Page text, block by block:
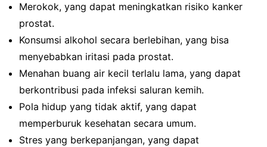
Merokok, yang dapat meningkatkan risiko kanker
prostat.
Konsumsi alkohol secara berlebihan, yang bisa
menyebabkan iritasi pada prostat.
Menahan buang air kecil terlalu lama, yang dapat
berkontribusi pada infeksi saluran kemih.
Pola hidup yang tidak aktif, yang dapat
memperburuk kesehatan secara umum.
Stres yang berkepanjangan, yang dapat